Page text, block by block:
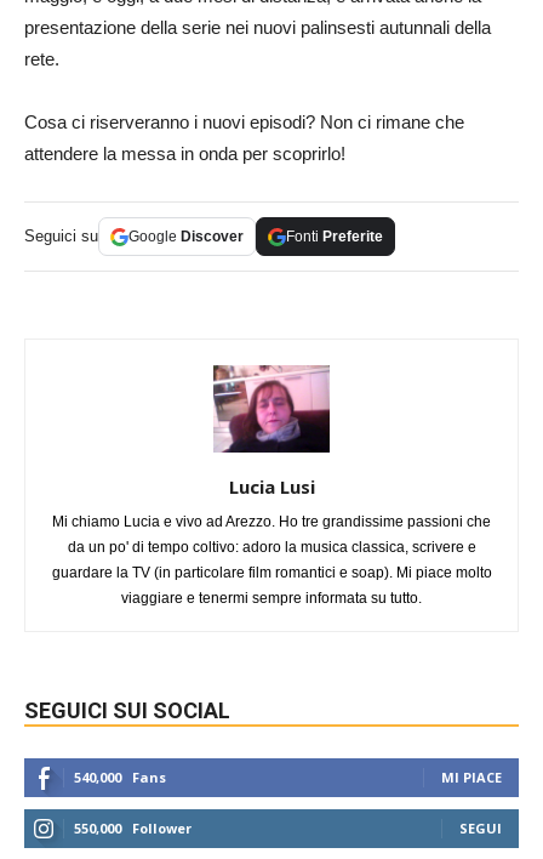
presentazione della serie nei nuovi palinsesti autunnali della
rete.
Cosa ci riserveranno i nuovi episodi? Non ci rimane che
attendere la messa in onda per scoprirlo!
Seguici su Google Discover Fonti Preferite
Lucia Lusi
Mi chiamo Lucia e vivo ad Arezzo. Ho tre grandissime passioni che
da un po' di tempo coltivo: adoro la musica classica, scrivere e
guardare la TV (in particolare film romantici e soap). Mi piace molto
viaggiare e tenermi sempre informata su tutto.
SEGUICI SUI SOCIAL
540,000 Fans MI PIACE
550,000 Follower SEGUI